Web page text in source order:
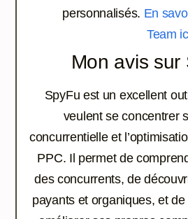
personnalisés. En
Team
Mon avis sur
SpyFu est un excellent
veulent se concentrer
concurrentielle et
PPC. Il permet de
des concurrents, de
payants et organiques, et de